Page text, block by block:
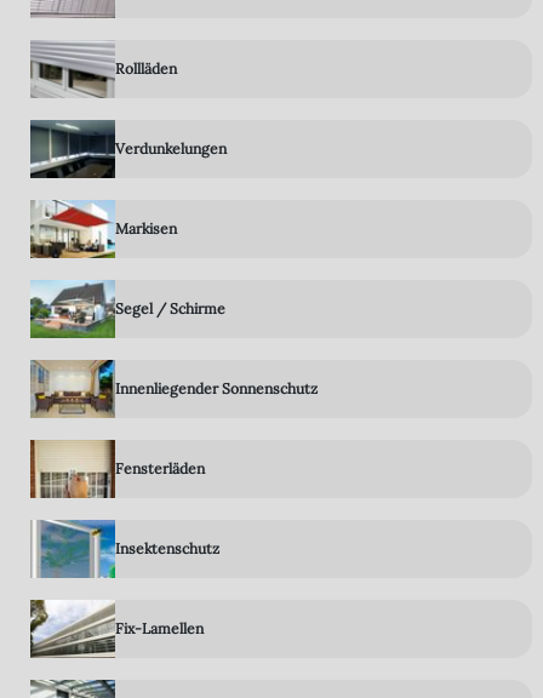
Rollläden
Verdunkelungen
Markisen
Segel / Schirme
Innenliegender Sonnenschutz
Fensterläden
Insektenschutz
Fix-Lamellen